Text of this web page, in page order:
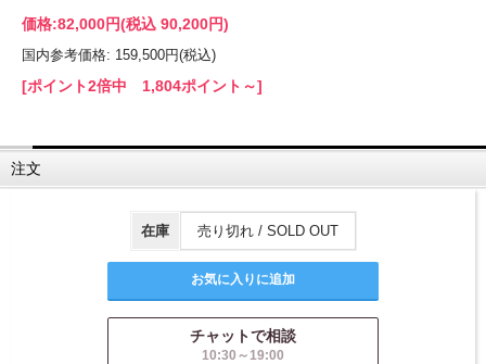
価格:82,000円(税込 90,200円)
国内参考価格: 159,500円(税込)
[ポイント2倍中 1,804ポイント～]
注文
在庫 売り切れ / SOLD OUT
チャットで相談
10:30～19:00